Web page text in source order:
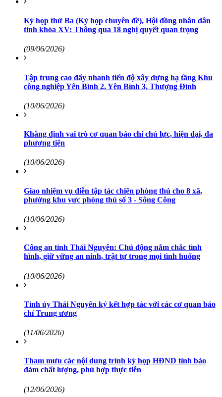
Kỳ họp thứ Ba (Kỳ họp chuyên đề), Hội đồng nhân dân
tỉnh khóa XV: Thông qua 18 nghị quyết quan trọng
(09/06/2026)
Tập trung cao đẩy nhanh tiến độ xây dựng hạ tầng Khu
công nghiệp Yên Bình 2, Yên Bình 3, Thượng Đình
(10/06/2026)
Khẳng định vai trò cơ quan báo chí chủ lực, hiện đại, đa
phương tiện
(10/06/2026)
Giao nhiệm vụ diễn tập tác chiến phòng thủ cho 8 xã,
phường khu vực phòng thủ số 3 - Sông Công
(10/06/2026)
Công an tỉnh Thái Nguyên: Chủ động nắm chắc tình
hình, giữ vững an ninh, trật tự trong mọi tình huống
(10/06/2026)
Tỉnh ủy Thái Nguyên ký kết hợp tác với các cơ quan báo
chí Trung ương
(11/06/2026)
Tham mưu các nội dung trình kỳ họp HĐND tỉnh bảo
đảm chất lượng, phù hợp thực tiễn
(12/06/2026)